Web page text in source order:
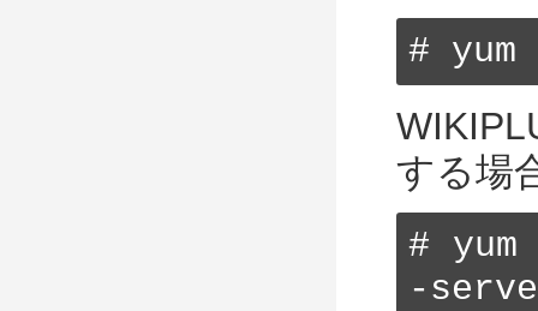
#
する場
#
-